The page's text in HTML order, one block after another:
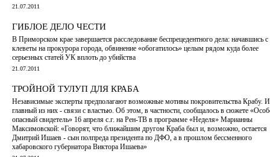
21.07.2011
ГИБЛОЕ ДЕЛО ЧЕСТИ
В Приморском крае завершается расследование беспрецедентного дела: начавшись с
клеветы на прокурора города, обвинение «обогатилось» целым рядом куда более
серьезных статей УК вплоть до убийства
21.07.2011
ТРОЙНОЙ ТУЛУП ДЛЯ КРАБА
Независимые эксперты предполагают возможные мотивы покровительства Крабу. И
главный из них - связи с властью. Об этом, в частности, сообщалось в сюжете
опасный свидетель» 16 апреля с.г. на Рен-ТВ в программе «Неделя» Марианны
Максимовской: «Говорят, что ближайшим другом Краба был и, возможно, остается
Дмитрий Ишаев - сын полпреда президента по ДФО, а в прошлом бессменного
хабаровского губернатора Виктора Ишаева»